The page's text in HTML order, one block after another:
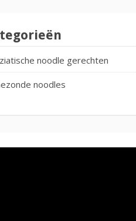
noodle gerechten
noodles